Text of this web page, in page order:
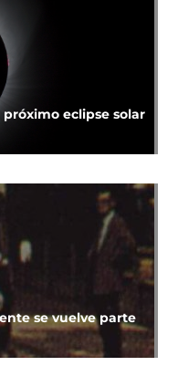
próximo eclipse solar
se vuelve parte